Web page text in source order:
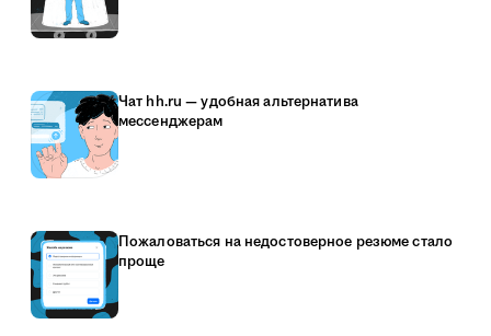
Чат hh.ru — удобная альтернатива
мессенджерам
Пожаловаться на недостоверное резюме стало
проще